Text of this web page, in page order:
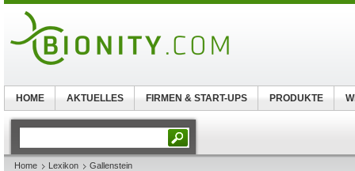
Home Lexikon Gallenstein
HOME AKTUELLES FIRMEN & START-UPS PRODUKTE